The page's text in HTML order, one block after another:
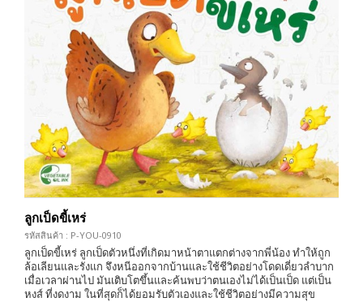
ลูกเป็ดขี้เหร่
รหัสสินค้า : P-YOU-0910
ลูกเป็ดขี้เหร่ ลูกเป็ดตัวหนึ่งที่เกิดมาหน้าตาแตกต่างจากพี่น้อง ทำให้ถูก
ล้อเลียนและรังแก จึงหนีออกจากบ้านและใช้ชีวิตอย่างโดดเดี่ยวลำบาก
เมื่อเวลาผ่านไป มันเติบโตขึ้นและค้นพบว่าตนเองไม่ได้เป็นเป็ด แต่เป็น
หงส์ ที่งดงาม ในที่สุดก็ได้ยอมรับตัวเองและใช้ชีวิตอย่างมีความสุข